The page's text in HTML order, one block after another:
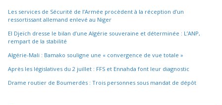
Les services de Sécurité de l’Armée procèdent à la réception d’un
ressortissant allemand enlevé au Niger
El Djeïch dresse le bilan d’une Algérie souveraine et déterminée : L’ANP,
rempart de la stabilité
Algérie-Mali : Bamako souligne une « convergence de vue totale »
Après les législatives du 2 juillet : FFS et Ennahda font leur diagnostic
Drame routier de Boumerdès : Trois personnes sous mandat de dépôt